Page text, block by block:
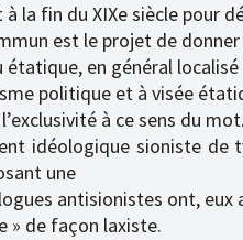
la fin du XIXe siècle pour
est le projet de
en général localisé
politique et à visée
à ce sens du
idéologique sioniste de
une
antisionistes ont, eux
» de façon laxiste.